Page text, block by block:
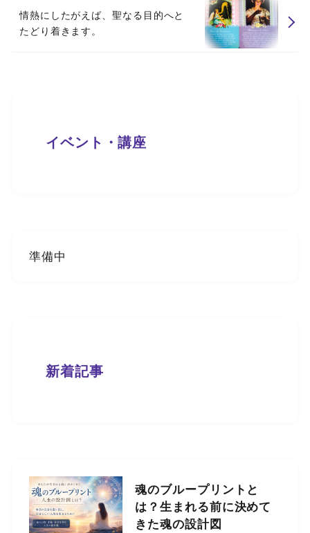
情熱にしたがえば、聖なる目的へと
たどり着きます。
イベント・講座
準備中
新着記事
魂のブループリントと
は？生まれる前に決めて
きた魂の設計図